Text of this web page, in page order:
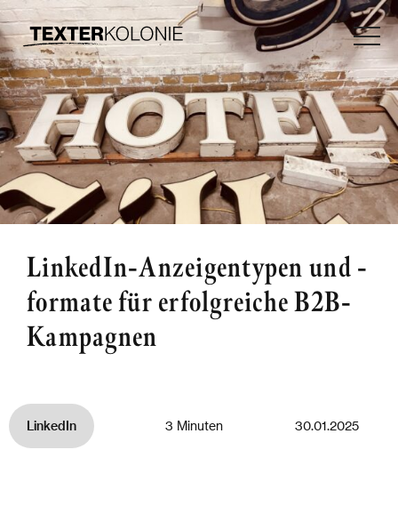
LinkedIn-Anzeigentypen und -
formate für erfolgreiche B2B-
Kampagnen
LinkedIn 3 Minuten 30.01.2025